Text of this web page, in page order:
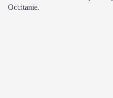
Occitanie.